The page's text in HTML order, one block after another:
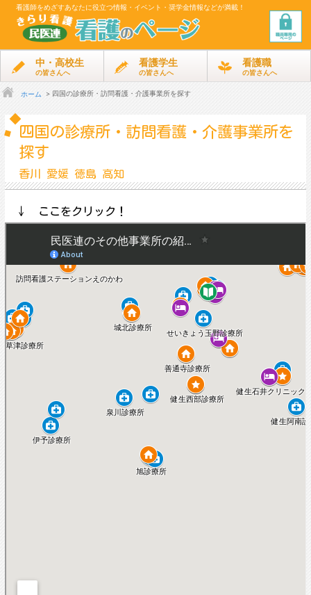
看護師をめざすあなたに役立つ情報・イベント・奨学金情報などが満載！
中・高校生
の皆さんへ
看護学生
の皆さんへ
看護職
の皆さんへ
ホーム 四国の診療所・訪問看護・介護事業所を探す
四国の診療所・訪問看護・介護事業所を
探す
香川 愛媛 徳島 高知
↓ ここをクリック！